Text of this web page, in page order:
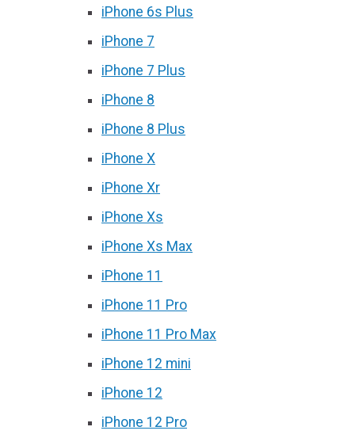
iPhone 6s Plus
iPhone 7
iPhone 7 Plus
iPhone 8
iPhone 8 Plus
iPhone X
iPhone Xr
iPhone Xs
iPhone Xs Max
iPhone 11
iPhone 11 Pro
iPhone 11 Pro Max
iPhone 12 mini
iPhone 12
iPhone 12 Pro